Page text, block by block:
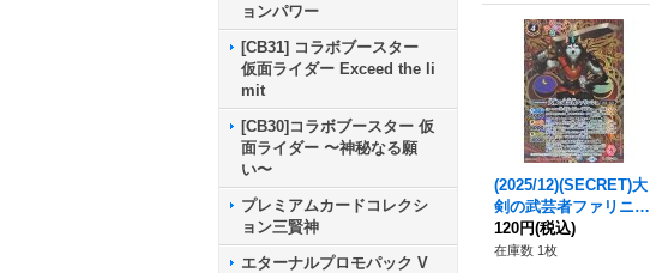
ョンパワー
[CB31] コラボブースター
仮面ライダー Exceed the li
mit
[CB30]コラボブースター 仮
面ライダー 〜神秘なる願
い〜
プレミアムカードコレクシ
ョン三賢神
エターナルプロモパック V
(2025/12)(SECRET)大
剣の武芸者ファリニシ
ュ【M-SEC】{BS72-0
08}《赤》
120円(税込)
在庫数 1枚